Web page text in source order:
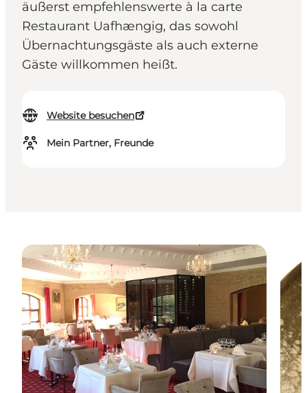
äußerst empfehlenswerte à la carte
Restaurant Uafhængig, das sowohl
Übernachtungsgäste als auch externe
Gäste willkommen heißt.
Website besuchen
Mein Partner, Freunde